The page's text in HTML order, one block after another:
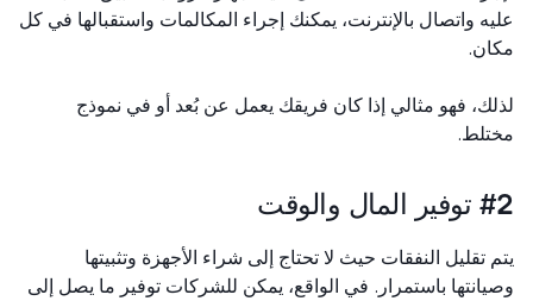
واتصال بالإنترنت، يمكنك إجراء المكالمات واستقبالها في كل
فهو مثالي إذا كان فريقك يعمل عن بُعد أو في نموذج
تقليل النفقات حيث لا تحتاج إلى شراء الأجهزة وتثبيتها
باستمرار. في الواقع، يمكن للشركات توفير ما يصل إلى